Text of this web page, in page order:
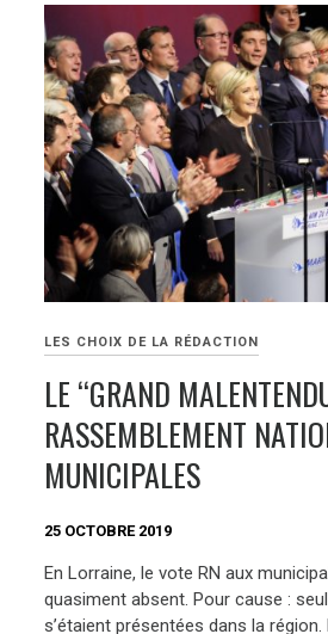
LES CHOIX DE LA RÉDACTION
LE “GRAND
RASSEMBLEMENT
MUNICIPALES
25 OCTOBRE 2019
En Lorraine, le vote RN aux
quasiment absent. Pour cause :
s’étaient présentées dans la région.